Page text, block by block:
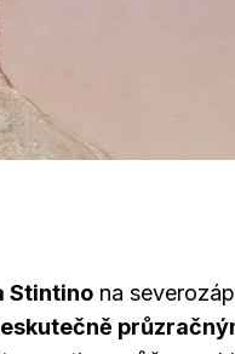
Stintinona